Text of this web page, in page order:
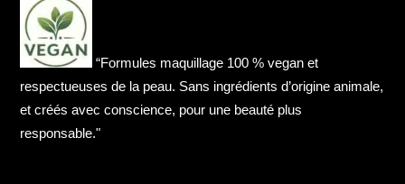
“Formules maquillage 100 % vegan et
respectueuses de la peau. Sans ingrédients d’origine animale,
et créés avec conscience, pour une beauté plus
responsable."